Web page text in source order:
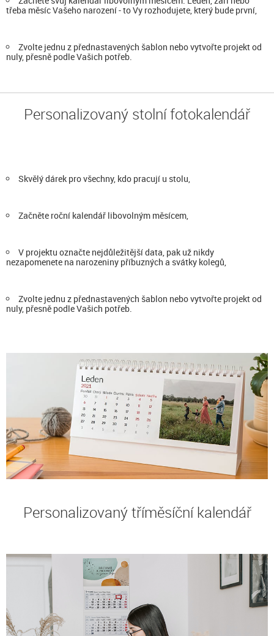
třeba měsíc Vašeho narození - to Vy rozhodujete, který bude první,
Zvolte jednu z přednastavených šablon nebo vytvořte projekt od
nuly, přesně podle Vašich potřeb.
Personalizovaný stolní fotokalendář
Skvělý dárek pro všechny, kdo pracují u stolu,
Začněte roční kalendář libovolným měsícem,
V projektu označte nejdůležitější data, pak už nikdy
nezapomenete na narozeniny příbuzných a svátky kolegů,
Zvolte jednu z přednastavených šablon nebo vytvořte projekt od
nuly, přesně podle Vašich potřeb.
Personalizovaný tříměsíční kalendář